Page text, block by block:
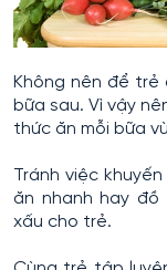
Không nên để trẻ
bữa sau. Vì vậy
thức ăn mỗi bữa
Tránh việc
ăn nhanh hay
xấu cho trẻ.